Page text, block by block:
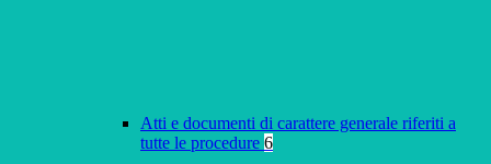
Atti e documenti di carattere generale riferiti a
tutte le procedure 6